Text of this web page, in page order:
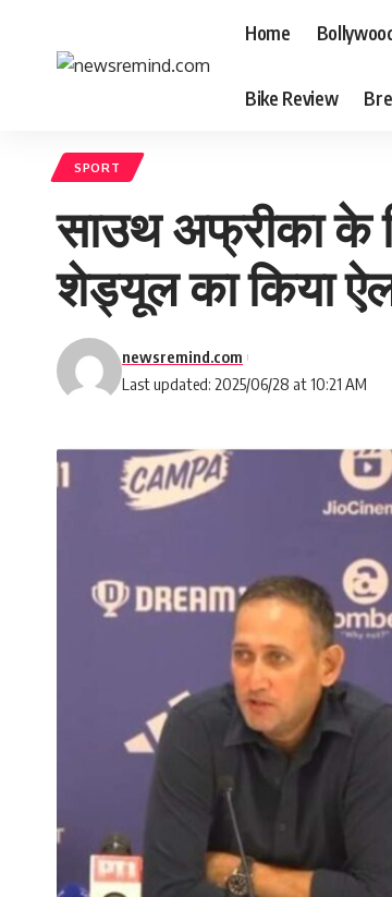
Home
Bike Review
SPORT
साउथ अफ्रीका के
शेड्यूल का किया
Last updated: 2025/06/28 at 10:21 AM
newsremind.com